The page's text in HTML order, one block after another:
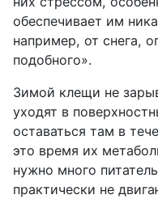
обеспечивает им
например, от снега,
подобного».
Зимой клещи не
уходят в
оставаться там в
это время их
нужно много
практически не